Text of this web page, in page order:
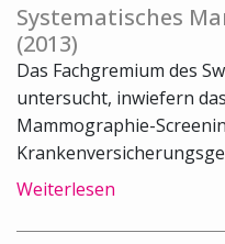
Systematisches
(2013)
Das Fachgremium des
untersucht, inwiefern
Mammographie-
Weiterlesen